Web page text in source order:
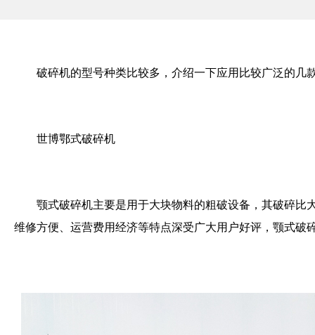
破碎机的型号种类比较多，介绍一下应用比较广泛的几
世博鄂式破碎机
颚式破碎机主要是用于大块物料的粗破设备，其破碎比
维修方便、运营费用经济等特点深受广大用户好评，颚式破